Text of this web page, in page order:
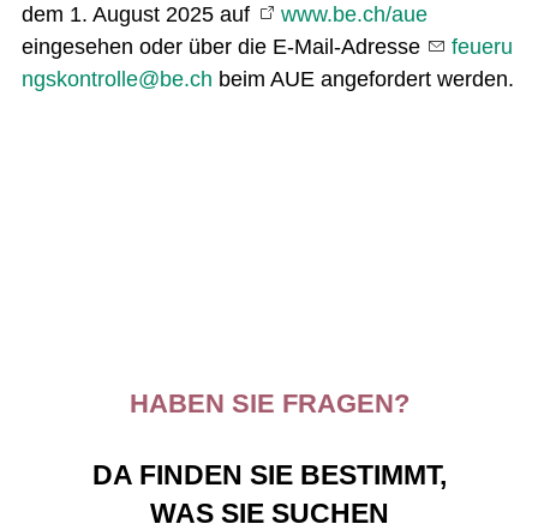
dem 1. August 2025 auf
www.be.ch/aue
eingesehen oder über die E-Mail-Adresse
f
r
ngsk ntr ll b ch beim AUE angefordert werden.
HABEN SIE FRAGEN?
DA FINDEN SIE BESTIMMT,
WAS SIE SUCHEN